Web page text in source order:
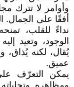
وأوامر لا تترك
أفقًا على الجمال.
نداءً للقلب،
الوجود، وتعيد
يُقال، لكنه
عميق.
يمكن التعرّف